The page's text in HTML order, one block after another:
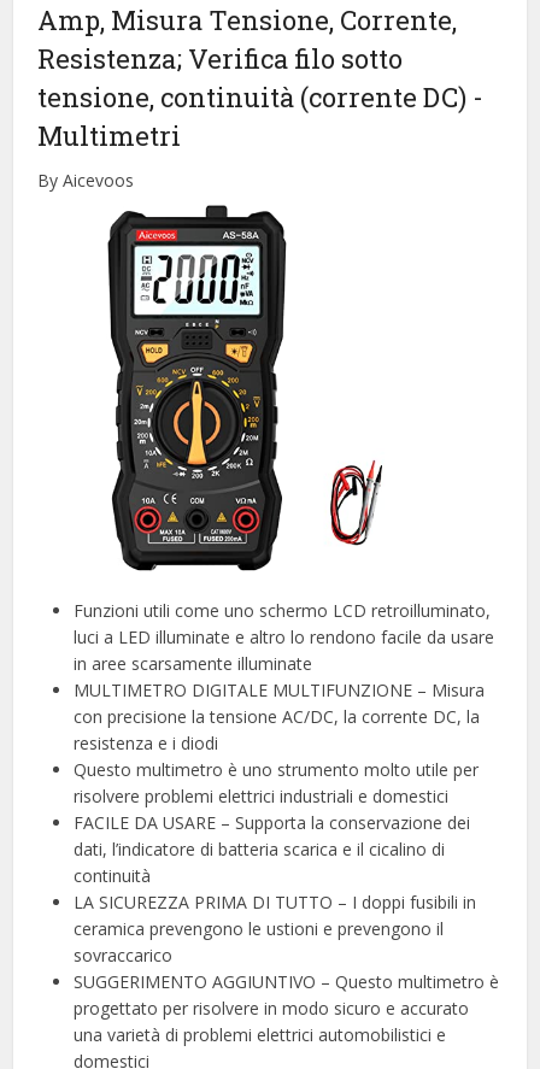
Amp, Misura Tensione, Corrente,
Resistenza; Verifica filo sotto
tensione, continuità (corrente DC) -
Multimetri
By Aicevoos
Funzioni utili come uno schermo LCD retroilluminato,
luci a LED illuminate e altro lo rendono facile da usare
in aree scarsamente illuminate
MULTIMETRO DIGITALE MULTIFUNZIONE – Misura
con precisione la tensione AC/DC, la corrente DC, la
resistenza e i diodi
Questo multimetro è uno strumento molto utile per
risolvere problemi elettrici industriali e domestici
FACILE DA USARE – Supporta la conservazione dei
dati, l’indicatore di batteria scarica e il cicalino di
continuità
LA SICUREZZA PRIMA DI TUTTO – I doppi fusibili in
ceramica prevengono le ustioni e prevengono il
sovraccarico
SUGGERIMENTO AGGIUNTIVO – Questo multimetro è
progettato per risolvere in modo sicuro e accurato
una varietà di problemi elettrici automobilistici e
domestici